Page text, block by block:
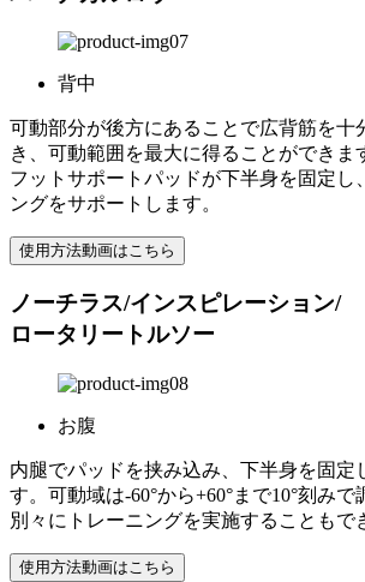
背中
可動部分が後方にあることで広背筋を十
き、可動範囲を最大に得ることができま
フットサポートパッドが下半身を固定し
ングをサポートします。
使用方法動画はこちら
ノーチラス/インスピレーション/
ロータリートルソー
お腹
内腿でパッドを挟み込み、下半身を固定
す。可動域は-60°から+60°まで10°刻み
別々にトレーニングを実施することもで
使用方法動画はこちら